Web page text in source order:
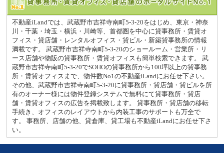
不動産iLandでは、武蔵野市吉祥寺南町5-3-20をはじめ、東京・神奈
川・千葉・埼玉・横浜・川崎等、首都圏を中心に貸事務所・賃貸オ
フィス・貸店舗・レンタルオフィス・貸ビル・新築貸事務所の情報
満載です。 武蔵野市吉祥寺南町5-3-20のショールーム・営業所・リ
ース店舗や物販の貸事務所・賃貸オフィスも簡単検索できます。 武
蔵野市吉祥寺南町5-3-20でSOHOの貸事務所から100坪以上の貸事務
所・賃貸オフィスまで、物件数No1の不動産iLandにお任せ下さい。
その他、武蔵野市吉祥寺南町5-3-20に貸事務所・貸店舗・貸ビルを所
有のオーナー様には物件登録システムで無料にて貸事務所・貸店
舗・賃貸オフィスの広告を掲載致します。 貸事務所・貸店舗の移転
手続き、オフィスのレイアウトから内装工事のサポートも万全で
す。 事務所、店舗の他、貸倉庫、貸工場も不動産iLandにお任せ下さ
い。